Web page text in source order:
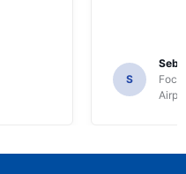
S
Foco